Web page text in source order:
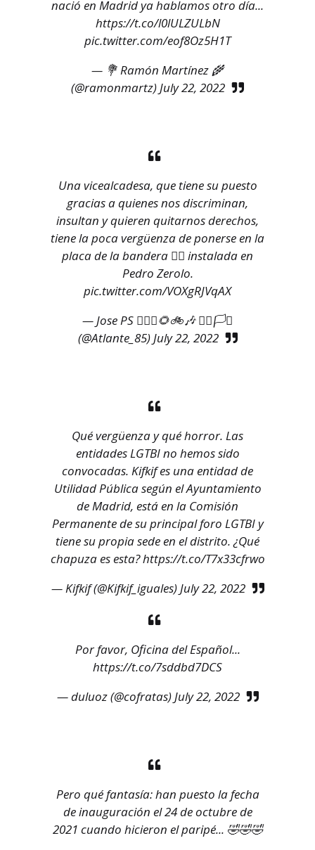
nació en Madrid ya hablamos otro día...
https://t.co/l0lULZULbN
pic.twitter.com/eof8Oz5H1T
— 💐 Ramón Martínez 🌾
(@ramonmartz)July 22, 2022
Una vicealcadesa, que tiene su puesto
gracias a quienes nos discriminan,
insultan y quieren quitarnos derechos,
tiene la poca vergüenza de ponerse en la
placa de la bandera 🏳️‍🌈 instalada en
Pedro Zerolo.
pic.twitter.com/VOXgRJVqAX
— Jose PS 💁🏻‍♂️🌻🚲🎶 🏳️‍🌈🏳️‍⚧️
(@Atlante_85)July 22, 2022
Qué vergüenza y qué horror. Las
entidades LGTBI no hemos sido
convocadas. Kifkif es una entidad de
Utilidad Pública según el Ayuntamiento
de Madrid, está en la Comisión
Permanente de su principal foro LGTBI y
tiene su propia sede en el distrito. ¿Qué
chapuza es esta?https://t.co/T7x33cfrwo
— Kifkif (@Kifkif_iguales)July 22, 2022
Por favor, Oficina del Español...
https://t.co/7sddbd7DCS
— duluoz (@cofratas)July 22, 2022
Pero qué fantasía: han puesto la fecha
de inauguración el 24 de octubre de
2021 cuando hicieron el paripé... 🤣🤣🤣